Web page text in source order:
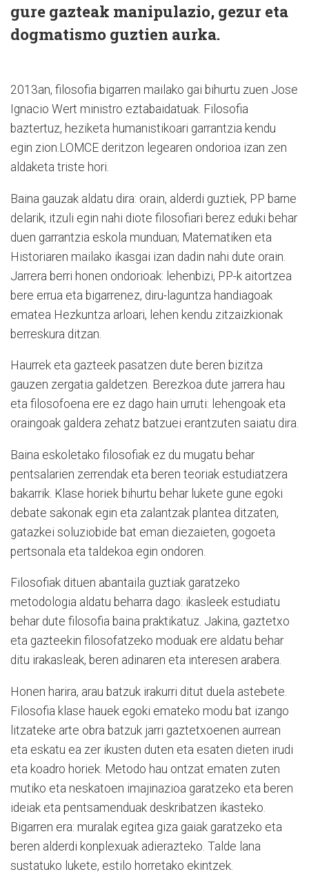
gure gazteak manipulazio, gezur eta
dogmatismo guztien aurka.
2013an, filosofia bigarren mailako gai bihurtu zuen Jose
Ignacio Wert ministro eztabaidatuak. Filosofia
baztertuz, heziketa humanistikoari garrantzia kendu
egin zion.LOMCE deritzon legearen ondorioa izan zen
aldaketa triste hori.
Baina gauzak aldatu dira: orain, alderdi guztiek, PP barne
delarik, itzuli egin nahi diote filosofiari berez eduki behar
duen garrantzia eskola munduan; Matematiken eta
Historiaren mailako ikasgai izan dadin nahi dute orain.
Jarrera berri honen ondorioak: lehenbizi, PP-k aitortzea
bere errua eta bigarrenez, diru-laguntza handiagoak
ematea Hezkuntza arloari, lehen kendu zitzaizkionak
berreskura ditzan.
Haurrek eta gazteek pasatzen dute beren bizitza
gauzen zergatia galdetzen. Berezkoa dute jarrera hau
eta filosofoena ere ez dago hain urruti: lehengoak eta
oraingoak galdera zehatz batzuei erantzuten saiatu dira.
Baina eskoletako filosofiak ez du mugatu behar
pentsalarien zerrendak eta beren teoriak estudiatzera
bakarrik. Klase horiek bihurtu behar lukete gune egoki
debate sakonak egin eta zalantzak plantea ditzaten,
gatazkei soluziobide bat eman diezaieten, gogoeta
pertsonala eta taldekoa egin ondoren.
Filosofiak dituen abantaila guztiak garatzeko
metodologia aldatu beharra dago: ikasleek estudiatu
behar dute filosofia baina praktikatuz. Jakina, gaztetxo
eta gazteekin filosofatzeko moduak ere aldatu behar
ditu irakasleak, beren adinaren eta interesen arabera.
Honen harira, arau batzuk irakurri ditut duela astebete.
Filosofia klase hauek egoki emateko modu bat izango
litzateke arte obra batzuk jarri gaztetxoenen aurrean
eta eskatu ea zer ikusten duten eta esaten dieten irudi
eta koadro horiek. Metodo hau ontzat ematen zuten
mutiko eta neskatoen imajinazioa garatzeko eta beren
ideiak eta pentsamenduak deskribatzen ikasteko.
Bigarren era: muralak egitea giza gaiak garatzeko eta
beren alderdi konplexuak adierazteko. Talde lana
sustatuko lukete, estilo horretako ekintzek.